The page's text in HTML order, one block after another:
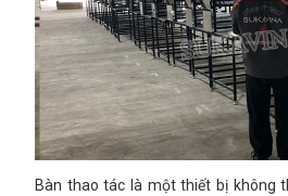
Bàn thao tác là một thiết bị không